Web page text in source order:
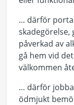
… därför
skadegörelse,
påverkad av
gå hem vid
välkommen
… därför
ödmjukt